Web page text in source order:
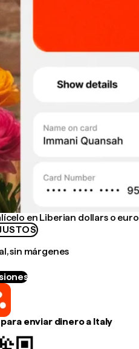
en Liberian dollars o
sin márgenes
enviar dinero a Italy